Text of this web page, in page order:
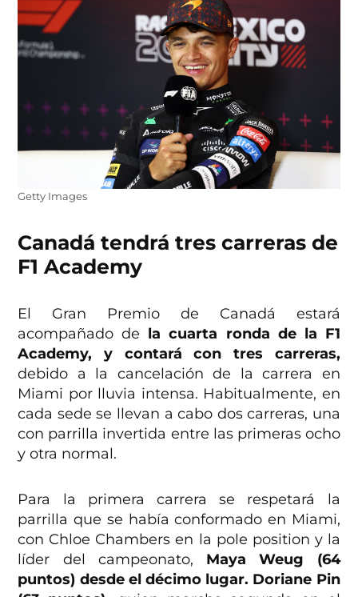
Getty Images
Canadá tendrá tres carreras de
F1 Academy
El Gran Premio de Canadá estará
acompañado de la cuarta ronda de la F1
Academy, y contará con tres carreras,
debido a la cancelación de la carrera en
Miami por lluvia intensa. Habitualmente, en
cada sede se llevan a cabo dos carreras, una
con parrilla invertida entre las primeras ocho
y otra normal.
Para la primera carrera se respetará la
parrilla que se había conformado en Miami,
con Chloe Chambers en la pole position y la
líder del campeonato, Maya Weug (64
puntos) desde el décimo lugar. Doriane Pin